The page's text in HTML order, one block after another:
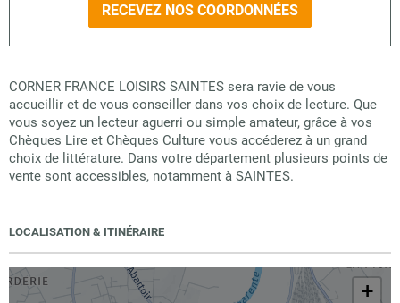
RECEVEZ NOS COORDONNÉES
CORNER FRANCE LOISIRS SAINTES sera ravie de vous
accueillir et de vous conseiller dans vos choix de lecture. Que
vous soyez un lecteur aguerri ou simple amateur, grâce à vos
Chèques Lire et Chèques Culture vous accéderez à un grand
choix de littérature. Dans votre département plusieurs points de
vente sont accessibles, notamment à SAINTES.
LOCALISATION & ITINÉRAIRE
+